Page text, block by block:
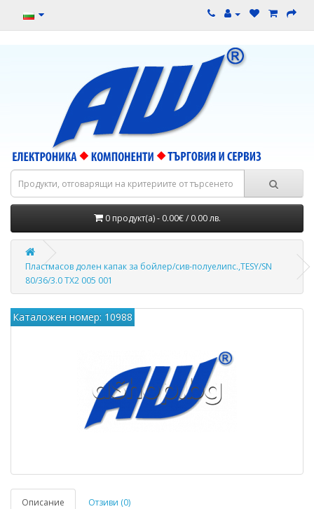
0 продукт(а) - 0.00€ / 0.00 лв.
Пластмасов долен капак за бойлер/сив-полуелипс.,TESY/SN
80/36/3.0 TX2 005 001
Каталожен номер: 10988
Описание Отзиви (0)